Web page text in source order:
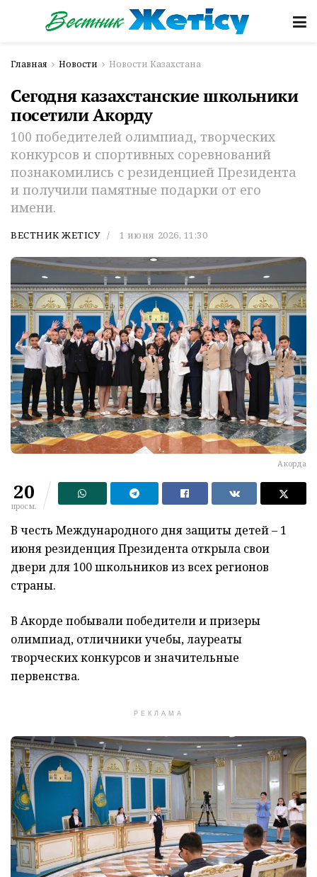
Главная Новости Новости Казахстана
Сегодня казахстанские школьники
посетили Акорду
100 победителей олимпиад, творческих
конкурсов и спортивных соревнований
познакомились с резиденцией Президента
и получили памятные подарки от его
имени.
ВЕСТНИК ЖЕТІСУ 1 июня 2026, 11:30
Акорда
20
просм.
В честь Международного дня защиты детей – 1
июня резиденция Президента открыла свои
двери для 100 школьников из всех регионов
страны.
В Акорде побывали победители и призеры
олимпиад, отличники учебы, лауреаты
творческих конкурсов и значительные
первенства.
РЕКЛАМА